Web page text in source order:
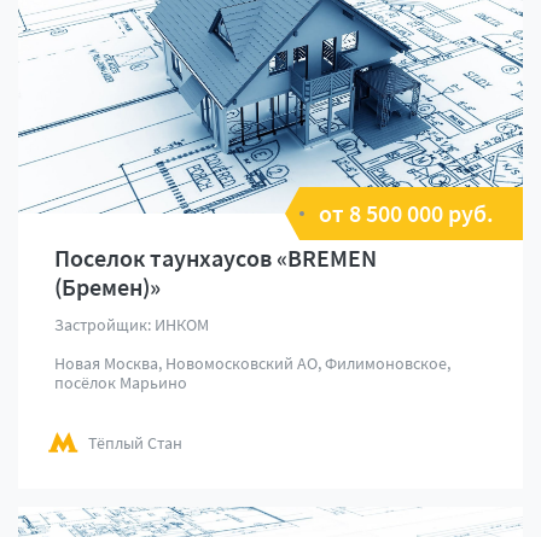
от 8 500 000 руб.
Поселок таунхаусов «BREMEN
(Бремен)»
Застройщик: ИНКОМ
Новая Москва, Новомосковский АО, Филимоновское,
посёлок Марьино
Тёплый Стан